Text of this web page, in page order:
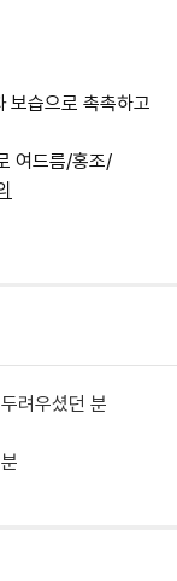
보습으로 촉촉하고
여드름/홍조/
려우셨던 분